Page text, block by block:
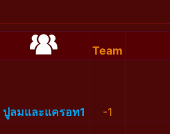
Team
ปูลมและแครอท1 -1